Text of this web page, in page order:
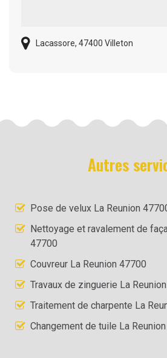
Lacassore, 47400 Villeton
Autres
Pose de velux La Reunion
Nettoyage et ravalement de
47700
Couvreur La Reunion 47700
Travaux de zinguerie La
Traitement de charpente La
Changement de tuile La